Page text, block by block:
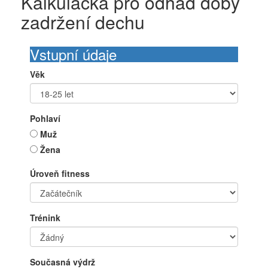
zadržení dechu
Vstupní údaje
Věk
Pohlaví
Muž
Žena
Úroveň fitness
Trénink
Současná výdrž